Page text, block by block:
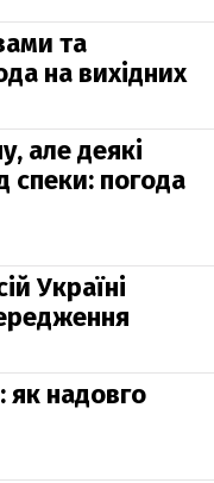
та
на вихідних
але деякі
спеки: погода
Україні
як надовго